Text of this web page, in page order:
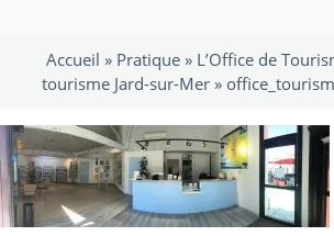
Accueil » Pratique» L’Office de
tourisme Jard-sur-Mer»